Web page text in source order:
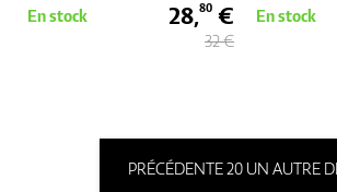
En stock 28,80 €
32 €
En stock
PRÉCÉDENTE 20 UN AUTRE